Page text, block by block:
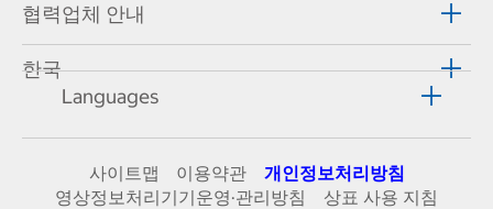
협력업체 안내
한국
Languages
사이트맵 이용약관
개인정보처리방침
영상정보처리기기운영·관리방침
상표 사용 지침